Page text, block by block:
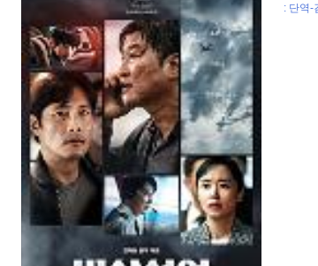
: 단역-